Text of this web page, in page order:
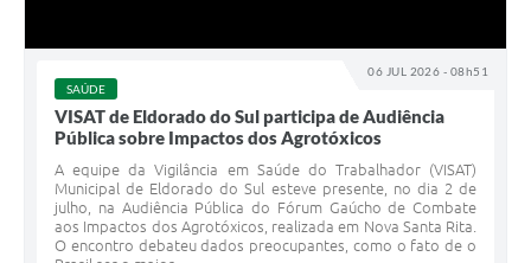
06 JUL 2026 - 08h51
SAÚDE
VISAT de Eldorado do Sul participa de Audiência
Pública sobre Impactos dos Agrotóxicos
A equipe da Vigilância em Saúde do Trabalhador (VISAT)
Municipal de Eldorado do Sul esteve presente, no dia 2 de
julho, na Audiência Pública do Fórum Gaúcho de Combate
aos Impactos dos Agrotóxicos, realizada em Nova Santa Rita.
O encontro debateu dados preocupantes, como o fato de o